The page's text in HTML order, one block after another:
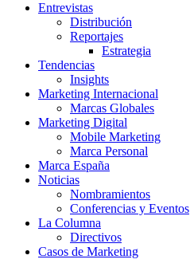
Entrevistas
Distribución
Reportajes
Estrategia
Tendencias
Insights
Marketing Internacional
Marcas Globales
Marketing Digital
Mobile Marketing
Marca Personal
Marca España
Noticias
Nombramientos
Conferencias y Eventos
La Columna
Directivos
Casos de Marketing